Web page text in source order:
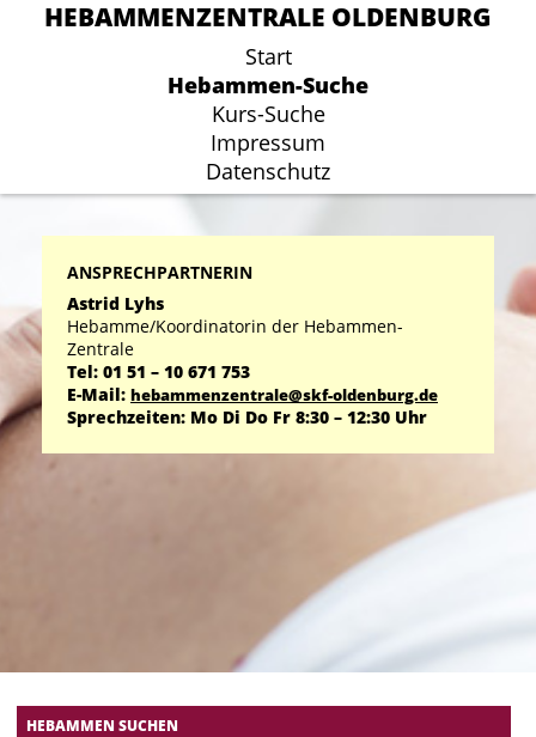
HEBAMMENZENTRALE OLDENBURG
Start
Hebammen-Suche
Kurs-Suche
Impressum
Datenschutz
HEBAMMENZENTRALE OLDENBURG
Start
Hebammen-Suche
Kurs-Suche
Impressum
Datenschutz
ANSPRECHPARTNERIN
Astrid Lyhs
Hebamme/Koordinatorin der Hebammen-
Zentrale
Tel: 01 51 – 10 671 753
E-Mail: hebammenzentrale@skf-oldenburg.de
Sprechzeiten: Mo Di Do Fr 8:30 – 12:30 Uhr
HEBAMMEN SUCHEN